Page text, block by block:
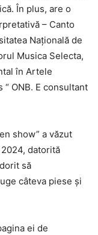
În plus, are o
– Canto
Națională de
Musica Selecta,
în Artele
ONB. E consultant
show” a văzut
datorită
să
câteva piese și
ei de